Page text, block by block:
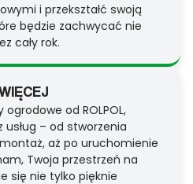
i przekształć swoją
będzie zachwycać nie
cały rok.
od ROLPOL,
usług – od stworzenia
aż po uruchomienie
Twoja przestrzeń na
się nie tylko pięknie